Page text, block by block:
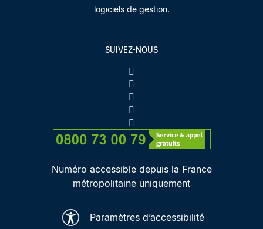
logiciels de gestion.
SUIVEZ-NOUS
Numéro accessible depuis la France
métropolitaine uniquement
Paramètres d’accessibilité